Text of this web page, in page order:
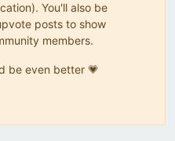
You'll also be
posts to show
members.
be even better 💗